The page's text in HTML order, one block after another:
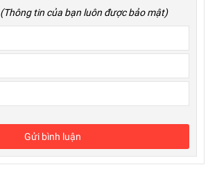
(Thông tin của bạn luôn được bảo mật)
Gửi bình luận